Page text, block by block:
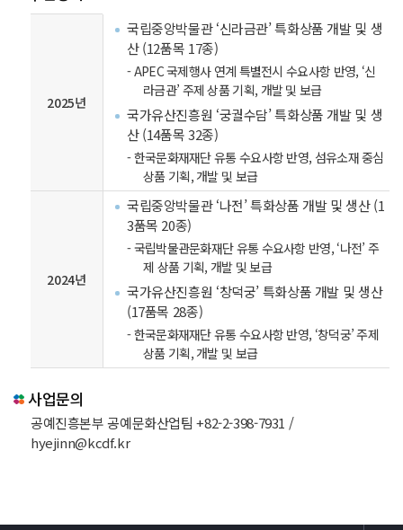
2025년
국립중앙박물관 ‘신라금관’ 특화상품 개발 및 생
산 (12품목 17종)
- APEC 국제행사 연계 특별전시 수요사항 반영, ‘신
라금관’ 주제 상품 기획, 개발 및 보급
국가유산진흥원 ‘궁궐수담’ 특화상품 개발 및 생
산 (14품목 32종)
- 한국문화재재단 유통 수요사항 반영, 섬유소재 중심
상품 기획, 개발 및 보급
2024년
국립중앙박물관 ‘나전’ 특화상품 개발 및 생산 (1
3품목 20종)
- 국립박물관문화재단 유통 수요사항 반영, ‘나전’ 주
제 상품 기획, 개발 및 보급
국가유산진흥원 ‘창덕궁’ 특화상품 개발 및 생산
(17품목 28종)
- 한국문화재재단 유통 수요사항 반영, ‘창덕궁’ 주제
상품 기획, 개발 및 보급
사업문의
공예진흥본부 공예문화산업팀 +82-2-398-7931 /
hyejinn@kcdf.kr